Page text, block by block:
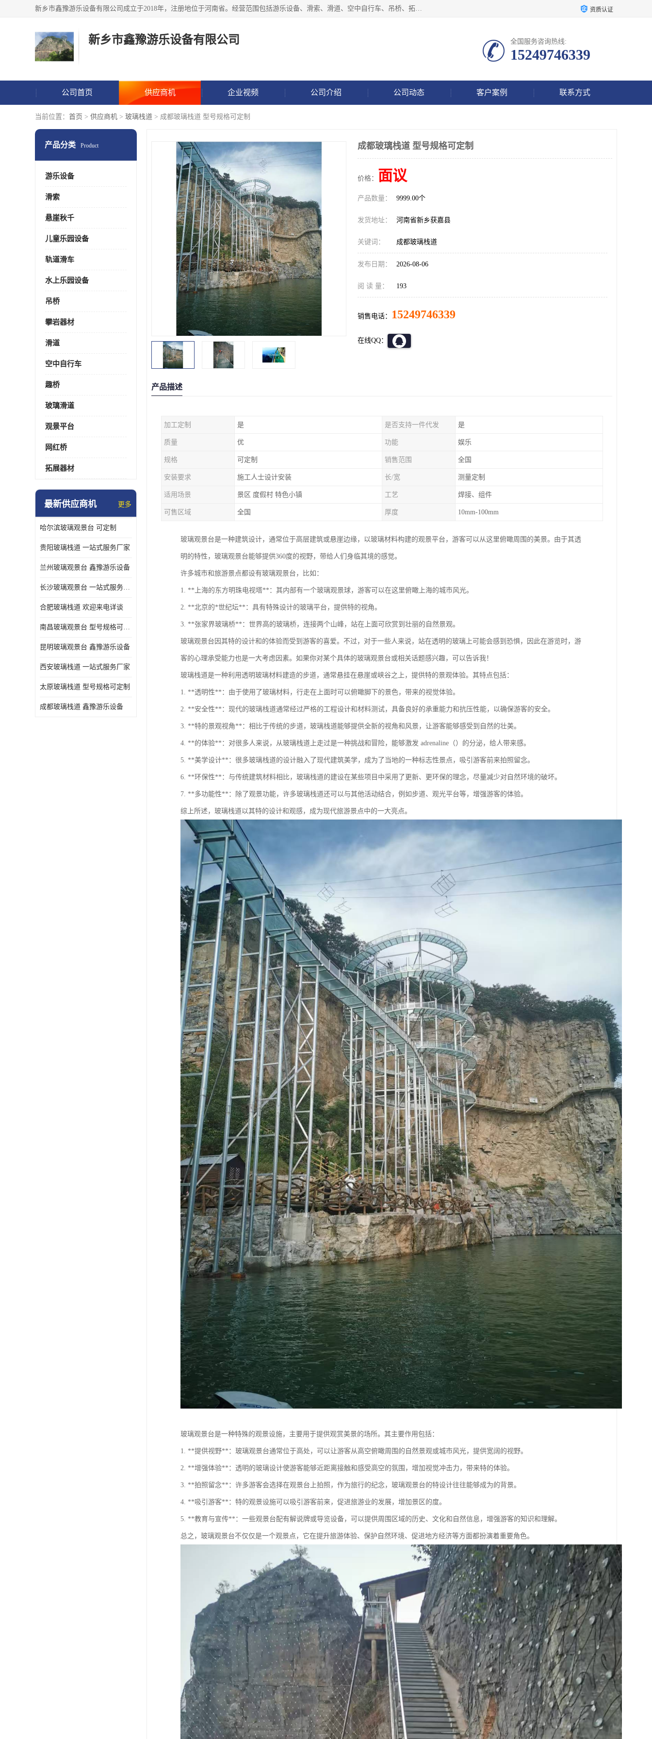
新乡市鑫豫游乐设备有限公司成立于2018年，注册地位于河南省。经营范围包括游乐设备、滑索、滑道、空中自行车、吊桥、拓展器材、攀岩器材、趣桥、悬崖秋千、网红桥、儿童乐园设备、水上乐园设备、丛林穿越设备、音乐呐喊设备、轨道滑车、栈道、玻璃滑道、观景平台、景观包装的设计、制造、销售、安装、维修，景区策划服务。 资质认证
新乡市鑫豫游乐设备有限公司 全国服务咨询热线:
15249746339
公司首页 供应商机 企业视频 公司介绍 公司动态 客户案例 联系方式
当前位置： 首页 > 供应商机 > 玻璃栈道 > 成都玻璃栈道 型号规格可定制
产品分类 Product
游乐设备
滑索
悬崖秋千
儿童乐园设备
轨道滑车
水上乐园设备
吊桥
攀岩器材
滑道
空中自行车
趣桥
玻璃滑道
观景平台
网红桥
拓展器材
最新供应商机 更多
哈尔滨玻璃观景台 可定制
贵阳玻璃栈道 一站式服务厂家
兰州玻璃观景台 鑫豫游乐设备
长沙玻璃观景台 一站式服务厂家
合肥玻璃栈道 欢迎来电详谈
南昌玻璃观景台 型号规格可定制
昆明玻璃观景台 鑫豫游乐设备
西安玻璃栈道 一站式服务厂家
太原玻璃栈道 型号规格可定制
成都玻璃栈道 鑫豫游乐设备
成都玻璃栈道 型号规格可定制
价格： 面议
产品数量： 9999.00个
发货地址： 河南省新乡获嘉县
关键词： 成都玻璃栈道
发布日期： 2026-08-06
阅 读 量： 193
销售电话： 15249746339
在线QQ：
产品描述
加工定制 是 是否支持一件代发 是
质量 优 功能 娱乐
规格 可定制 销售范围 全国
安装要求 施工人士设计安装 长/宽 测量定制
适用场景 景区 度假村 特色小镇 工艺 焊接、组件
可售区域 全国 厚度 10mm-100mm
玻璃观景台是一种建筑设计，通常位于高层建筑或悬崖边缘，以玻璃材料构建的观景平台，游客可以从这里俯瞰周围的美景。由于其透
明的特性，玻璃观景台能够提供360度的视野，带给人们身临其境的感觉。
许多城市和旅游景点都设有玻璃观景台，比如：
1. **上海的东方明珠电视塔**：其内部有一个玻璃观景球，游客可以在这里俯瞰上海的城市风光。
2. **北京的*世纪坛**：具有特殊设计的玻璃平台，提供特的视角。
3. **张家界玻璃桥**：世界高的玻璃桥，连接两个山峰，站在上面可欣赏到壮丽的自然景观。
玻璃观景台因其特的设计和的体验而受到游客的喜爱。不过，对于一些人来说，站在透明的玻璃上可能会感到恐惧，因此在游览时，游
客的心理承受能力也是一大考虑因素。如果你对某个具体的玻璃观景台或相关话题感兴趣，可以告诉我！
玻璃栈道是一种利用透明玻璃材料建造的步道，通常悬挂在悬崖或峡谷之上，提供特的景观体验。其特点包括：
1. **透明性**：由于使用了玻璃材料，行走在上面时可以俯瞰脚下的景色，带来的视觉体验。
2. **安全性**：现代的玻璃栈道通常经过严格的工程设计和材料测试，具备良好的承重能力和抗压性能，以确保游客的安全。
3. **特的景观视角**：相比于传统的步道，玻璃栈道能够提供全新的视角和风景，让游客能够感受到自然的壮美。
4. **的体验**：对很多人来说，从玻璃栈道上走过是一种挑战和冒险，能够激发 adrenaline（）的分泌，给人带来感。
5. **美学设计**：很多玻璃栈道的设计融入了现代建筑美学，成为了当地的一种标志性景点，吸引游客前来拍照留念。
6. **环保性**：与传统建筑材料相比，玻璃栈道的建设在某些项目中采用了更新、更环保的理念，尽量减少对自然环境的破坏。
7. **多功能性**：除了观景功能，许多玻璃栈道还可以与其他活动结合，例如步道、观光平台等，增强游客的体验。
综上所述，玻璃栈道以其特的设计和观感，成为现代旅游景点中的一大亮点。
玻璃观景台是一种特殊的观景设施，主要用于提供观赏美景的场所。其主要作用包括：
1. **提供视野**：玻璃观景台通常位于高处，可以让游客从高空俯瞰周围的自然景观或城市风光，提供宽阔的视野。
2. **增强体验**：透明的玻璃设计使游客能够近距离接触和感受高空的氛围，增加视觉冲击力，带来特的体验。
3. **拍照留念**：许多游客会选择在观景台上拍照，作为旅行的纪念，玻璃观景台的特设计往往能够成为的背景。
4. **吸引游客**：特的观景设施可以吸引游客前来，促进旅游业的发展，增加景区的度。
5. **教育与宣传**：一些观景台配有解说牌或导览设备，可以提供周围区域的历史、文化和自然信息，增强游客的知识和理解。
总之，玻璃观景台不仅仅是一个观景点，它在提升旅游体验、保护自然环境、促进地方经济等方面都扮演着重要角色。